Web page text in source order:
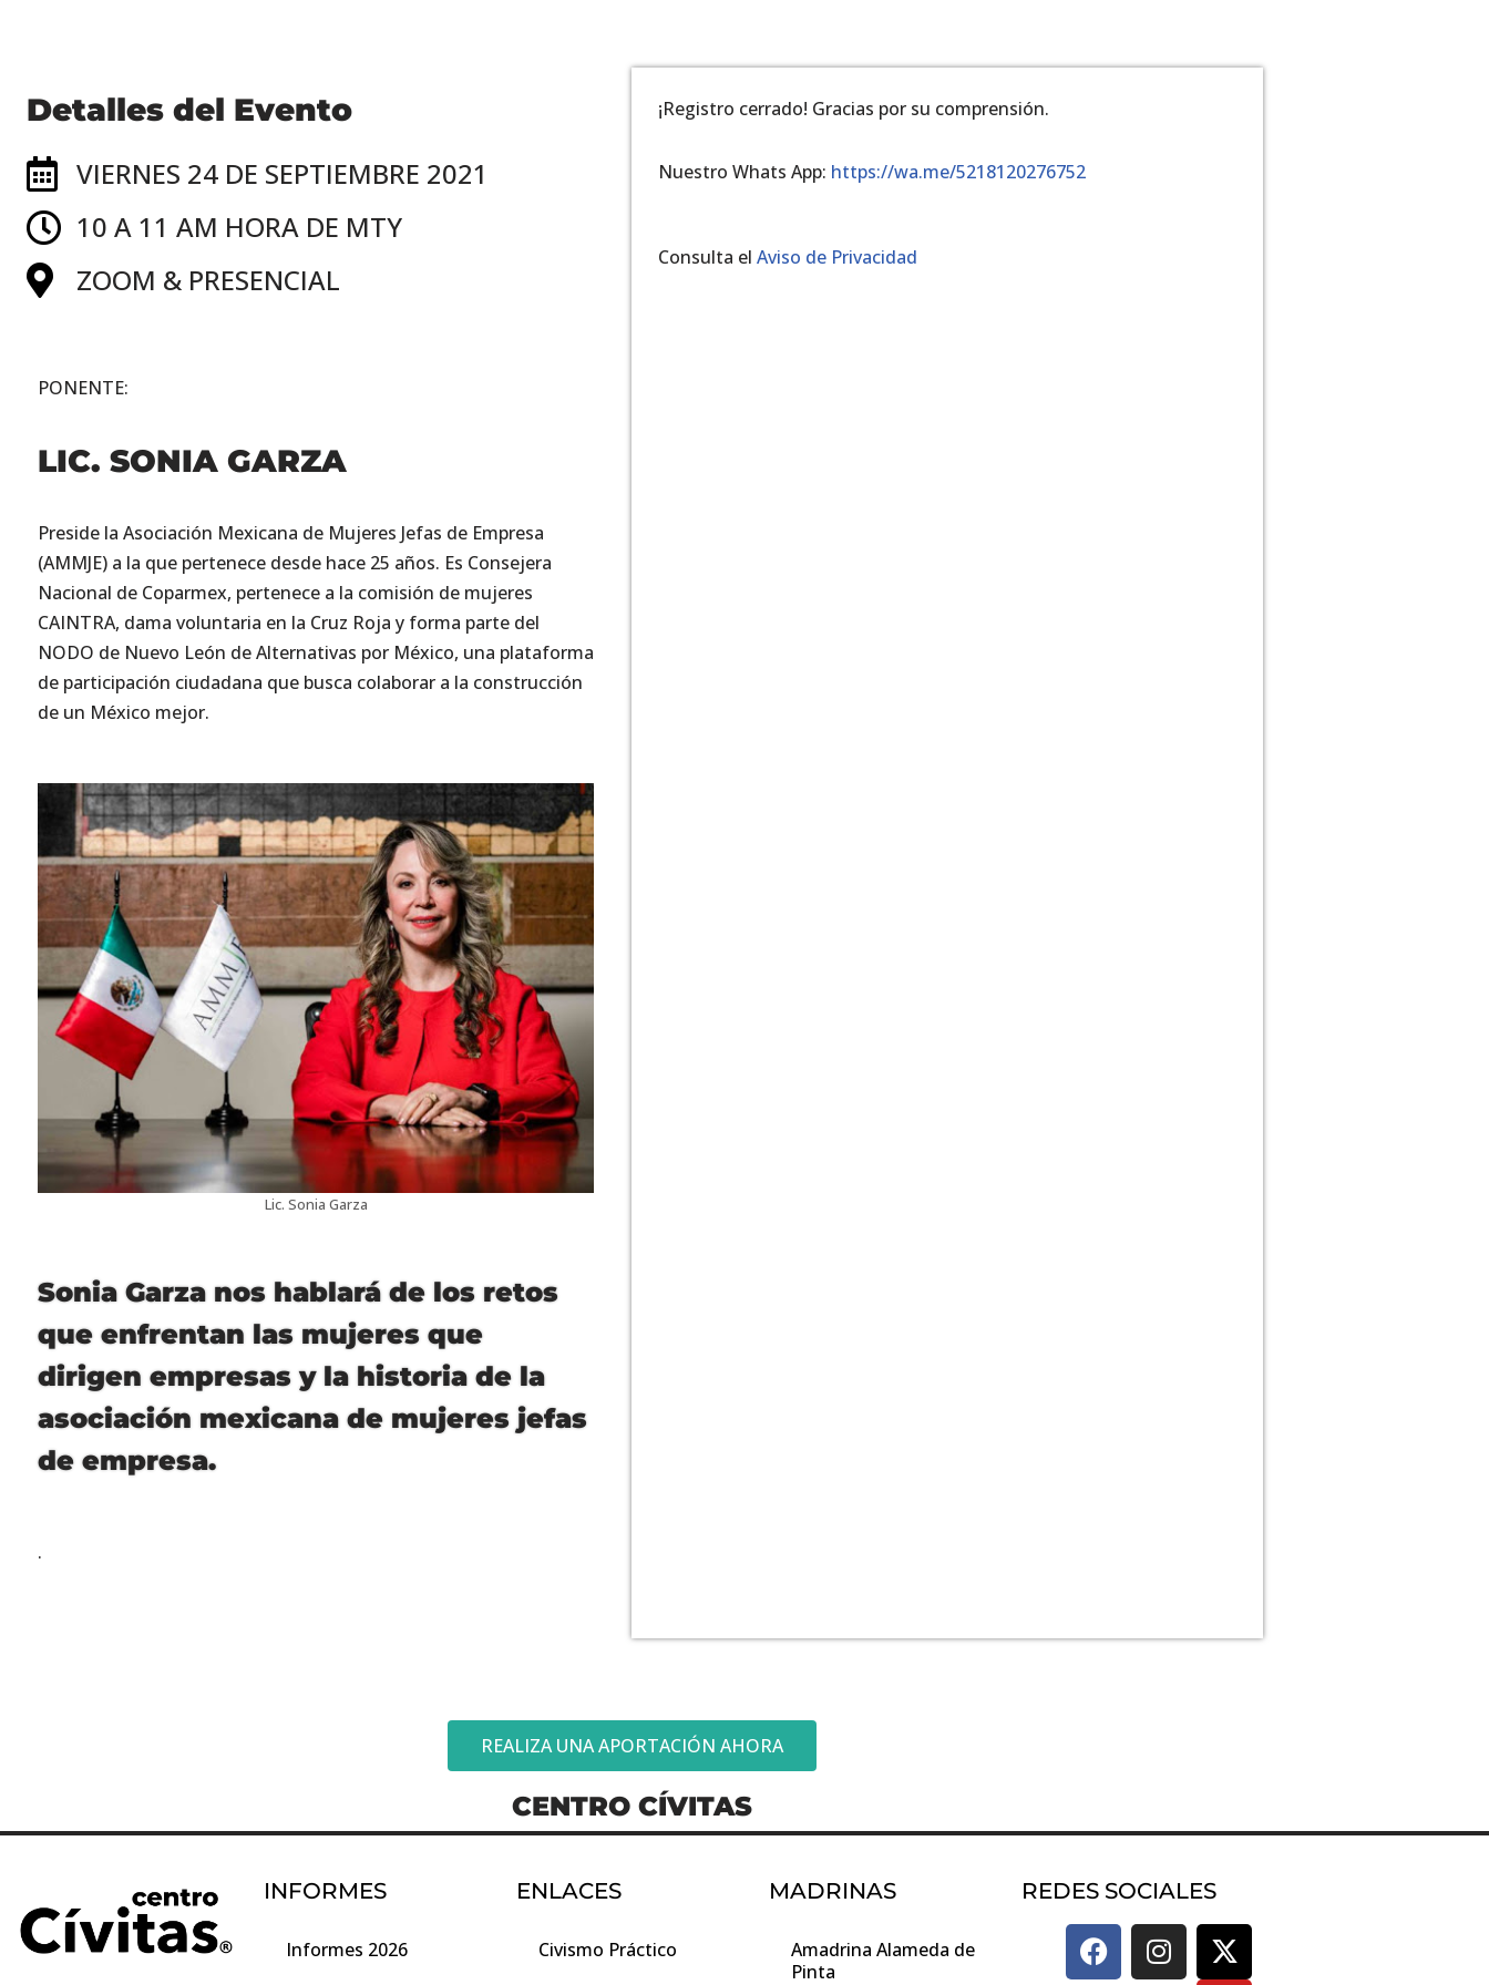
Detalles del Evento
VIERNES 24 DE SEPTIEMBRE 2021
10 A 11 AM HORA DE MTY
ZOOM & PRESENCIAL
PONENTE:
LIC. SONIA GARZA
Preside la Asociación Mexicana de Mujeres Jefas de Empresa
(AMMJE) a la que pertenece desde hace 25 años. Es Consejera
Nacional de Coparmex, pertenece a la comisión de mujeres
CAINTRA, dama voluntaria en la Cruz Roja y forma parte del
NODO de Nuevo León de Alternativas por México, una plataforma
de participación ciudadana que busca colaborar a la construcción
de un México mejor.
Lic. Sonia Garza
Sonia Garza nos hablará de los retos
que enfrentan las mujeres que
dirigen empresas y la historia de la
asociación mexicana de mujeres jefas
de empresa.
.
¡Registro cerrado! Gracias por su comprensión.
Nuestro Whats App: https://wa.me/5218120276752
Consulta el Aviso de Privacidad
REALIZA UNA APORTACIÓN AHORA
CENTRO CÍVITAS
INFORMES
Informes 2026
ENLACES
Civismo Práctico
MADRINAS
Amadrina Alameda de
Pinta
REDES SOCIALES